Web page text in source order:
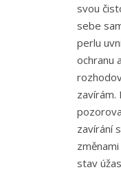
svou
sebe
perlu
ochranu
zavírám.
zavírání
stav